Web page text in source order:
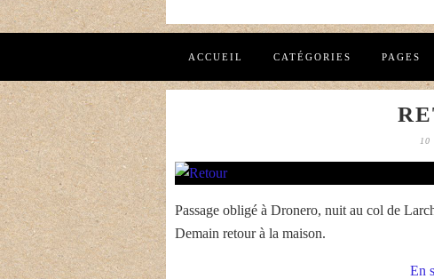
ACCUEIL CATÉGORIES PAGES
10
Passage obligé à Dronero, nuit au col de
Demain retour à la maison.
En